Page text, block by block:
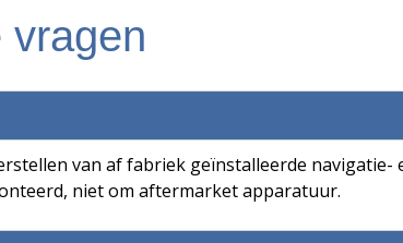
vragen
van af fabriek geïnstalleerde
niet om aftermarket apparatuur.